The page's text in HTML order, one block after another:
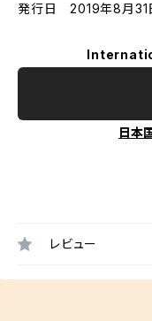
発行日 2019年8月31
日本
レビュー